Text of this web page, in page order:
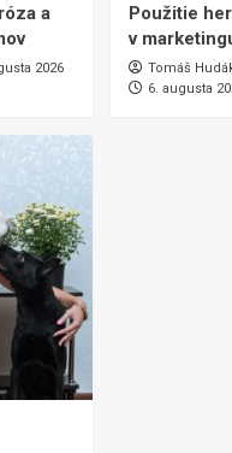
a
2026
Použitie
v
Tomáš
6. augusta